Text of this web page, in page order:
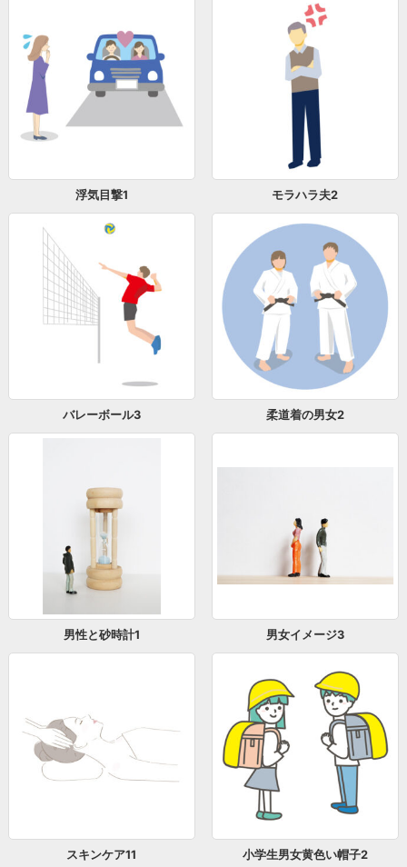
浮気目撃1 モラハラ夫2
バレーボール3 柔道着の男女2
男性と砂時計1 男女イメージ3
スキンケア11 小学生男女黄色い帽子2